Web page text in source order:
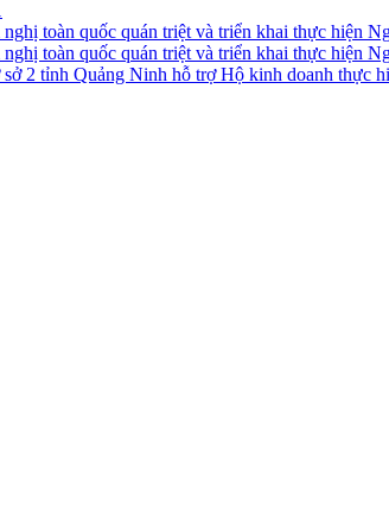
toàn quốc quán triệt và triển khai thực hiện
toàn quốc quán triệt và triển khai thực hiện
sở 2 tỉnh Quảng Ninh hỗ trợ Hộ kinh doanh thực